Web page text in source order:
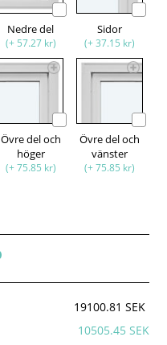
Nedre del
(+ 57.27 kr)
Sidor
(+ 37.15 kr)
Övre del och
höger
(+ 75.85 kr)
Övre del och
vänster
(+ 75.85 kr)
19100.81 SEK
10505.45 SEK